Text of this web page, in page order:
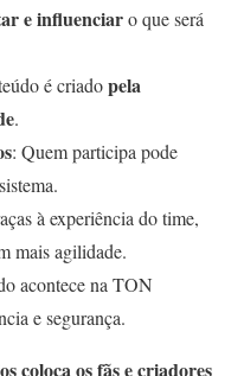
e influenciaro que será
é criadopela
.
: Quem participa pode
à experiência do time,
mais agilidade.
acontece na TON
e segurança.
coloca os fãs e criadores